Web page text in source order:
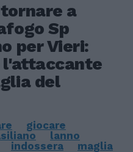
a
Sp
per Vieri:
l'attaccante
del
giocare
lanno
indossera maglia